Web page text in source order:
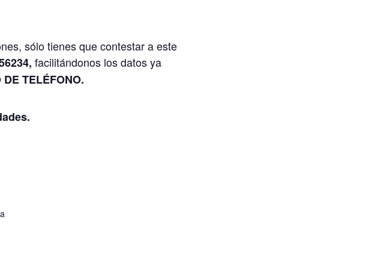
sólo tienes que contestar a este
facilitándonos los datos ya
DE TELÉFONO.